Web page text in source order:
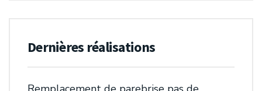
Dernières réalisations